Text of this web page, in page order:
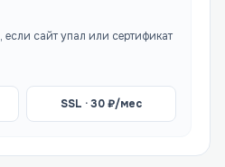
сайт упал или сертификат
SSL ·30₽/мес